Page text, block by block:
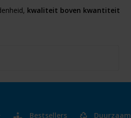
kwaliteit boven kwantiteit
Bestsellers Duurzaam